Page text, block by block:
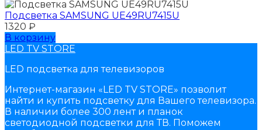
Подсветка SAMSUNG UЕ49RU7415U
1320 ₽
В корзину
LED TV STORE
LED подсветка для телевизоров
Интернет-магазин «LED TV STORE» позволит
найти и купить подсветку для Вашего телевизора.
В наличии более 300 лент и планок
светодиодной подсветки для ТВ. Поможем